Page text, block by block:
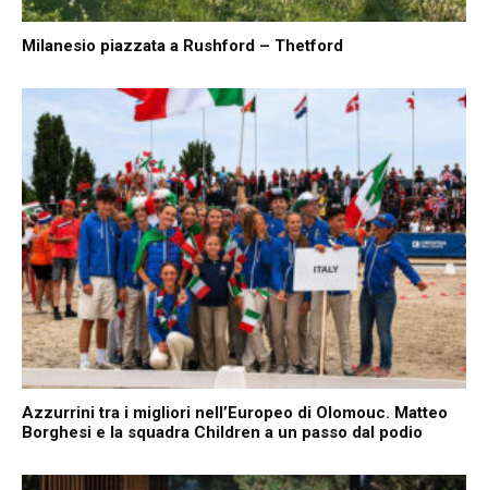
Milanesio piazzata a Rushford – Thetford
Azzurrini tra i migliori nell’Europeo di Olomouc. Matteo
Borghesi e la squadra Children a un passo dal podio